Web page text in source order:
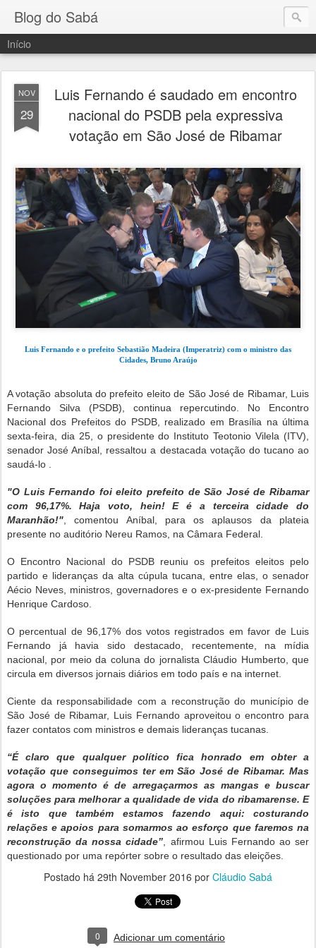
Blog do Sabá
Início
NOV
29
Luis Fernando é saudado em encontro
nacional do PSDB pela expressiva
votação em São José de Ribamar
Luis Fernando e o prefeito Sebastião Madeira (Imperatriz) com o ministro das
Cidades, Bruno Araújo
A votação absoluta do prefeito eleito de São José de Ribamar, Luis
Fernando Silva (PSDB), continua repercutindo. No Encontro
Nacional dos Prefeitos do PSDB, realizado em Brasília na última
sexta-feira, dia 25, o presidente do Instituto Teotonio Vilela (ITV),
senador José Aníbal, ressaltou a destacada votação do tucano ao
saudá-lo .
"O Luis Fernando foi eleito prefeito de São José de Ribamar
com 96,17%. Haja voto, hein! E é a terceira cidade do
Maranhão!" , comentou Aníbal, para os aplausos da plateia
presente no auditório Nereu Ramos, na Câmara Federal.
O Encontro Nacional do PSDB reuniu os prefeitos eleitos pelo
partido e lideranças da alta cúpula tucana, entre elas, o senador
Aécio Neves, ministros, governadores e o ex-presidente Fernando
Henrique Cardoso.
O percentual de 96,17% dos votos registrados em favor de Luis
Fernando já havia sido destacado, recentemente, na mídia
nacional, por meio da coluna do jornalista Cláudio Humberto, que
circula em diversos jornais diários em todo país e na internet.
Ciente da responsabilidade com a reconstrução do município de
São José de Ribamar, Luis Fernando aproveitou o encontro para
fazer contatos com ministros e demais lideranças tucanas.
“É claro que qualquer político fica honrado em obter a
votação que conseguimos ter em São José de Ribamar. Mas
agora o momento é de arregaçarmos as mangas e buscar
soluções para melhorar a qualidade de vida do ribamarense. E
é isto que também estamos fazendo aqui: costurando
relações e apoios para somarmos ao esforço que faremos na
reconstrução da nossa cidade” , afirmou Luis Fernando ao ser
questionado por uma repórter sobre o resultado das eleições.
Postado há 29th November 2016 por Cláudio Sabá
0 Adicionar um comentário